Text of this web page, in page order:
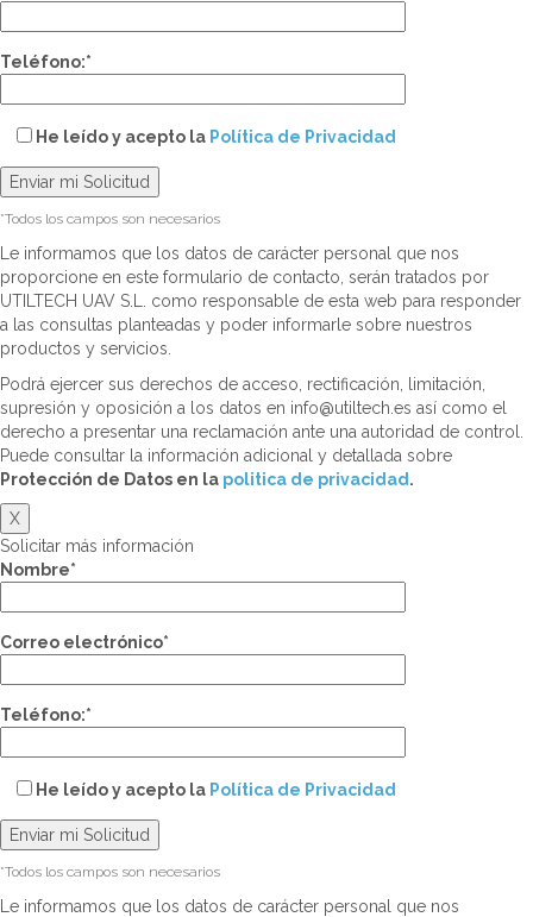
Teléfono:*
He leído y acepto la Política de Privacidad
*Todos los campos son necesarios
Le informamos que los datos de carácter personal que nos
proporcione en este formulario de contacto, serán tratados por
UTILTECH UAV S.L. como responsable de esta web para responder
a las consultas planteadas y poder informarle sobre nuestros
productos y servicios.
Podrá ejercer sus derechos de acceso, rectificación, limitación,
supresión y oposición a los datos en info@utiltech.es así como el
derecho a presentar una reclamación ante una autoridad de control.
Puede consultar la información adicional y detallada sobre
Protección de Datos en la politica de privacidad .
X
Solicitar más información
Nombre*
Correo electrónico*
Teléfono:*
He leído y acepto la Política de Privacidad
*Todos los campos son necesarios
Le informamos que los datos de carácter personal que nos